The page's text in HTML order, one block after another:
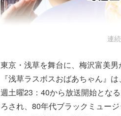
連
東京・浅草を舞台に、梅沢富美
『浅草ラスボスおばあちゃん』
週土曜23：40から放送開始とな
ろされ、80年代ブラックミュー